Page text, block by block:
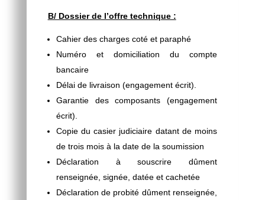
B/ Dossier de l’offre technique :
Cahier des charges coté et paraphé
Numéro et domiciliation du compte
bancaire
Délai de livraison (engagement écrit).
Garantie des composants (engagement
écrit).
Copie du casier judiciaire datant de moins
de trois mois à la date de la soumission
Déclaration à souscrire dûment
renseignée, signée, datée et cachetée
Déclaration de probité dûment renseignée,